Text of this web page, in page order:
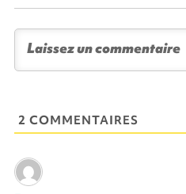
2 COMMENTAIRES